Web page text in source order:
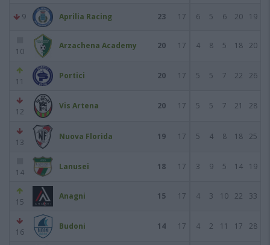
9 Aprilia Racing 23 17 6 5 6 20 19
10
Arzachena Academy 20 17 4 8 5 18 20
11
Portici 20 17 5 5 7 22 26
12
Vis Artena 20 17 5 5 7 21 28
13
Nuova Florida 19 17 5 4 8 18 25
14
Lanusei 18 17 3 9 5 14 19
15
Anagni 15 17 4 3 10 22 33
16
Budoni 14 17 4 2 11 17 28